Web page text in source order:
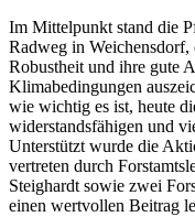
Im Mittelpunkt stand die
Radweg in
Robustheit und ihre gute
Klimabedingungen
wie wichtig es ist, heute
widerstandsfähigen und
Unterstützt wurde die
vertreten durch
Steighardt sowie zwei
einen wertvollen Beitrag